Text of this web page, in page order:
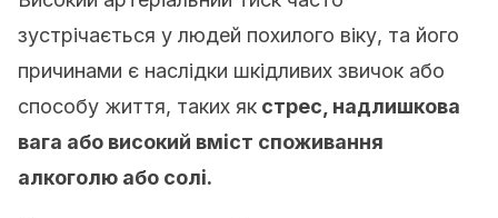
зустрічається у людей похилого віку, та його
причинами є наслідки шкідливих звичок або
способу життя, таких як стрес, надлишкова
вага або високий вміст споживання
алкоголю або солі.